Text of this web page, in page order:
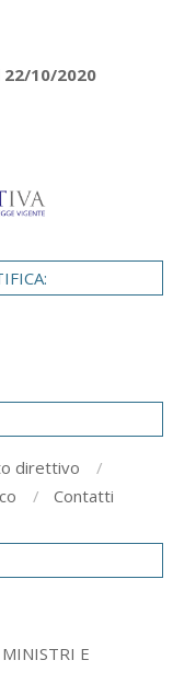
22/10/2020
direttivo
Contatti
E